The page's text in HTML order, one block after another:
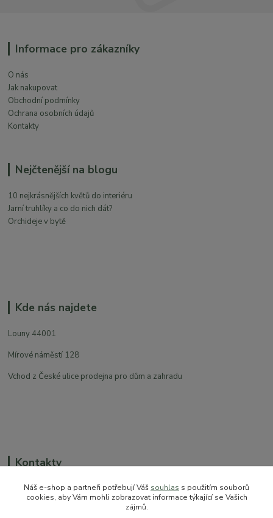
Informace pro zákazníky
O nás
Jak nakupovat
Obchodní podmínky
Ochrana osobních údajů
Kontakty
Nejčtenější na blogu
10 nejkrásnějších květů do interiéru
Jarní truhlíky a co do nich dát?
Orchideje v bytě
Kde nás najdete
Louny 44001
Mírové náměstí 128
Vchod z České ulice prodejna pro dům a zahradu
Kontakty
Náš e-shop a partneři potřebují Váš souhlas s použitím souborů
cookies, aby Vám mohli zobrazovat informace týkající se Vašich
zájmů.